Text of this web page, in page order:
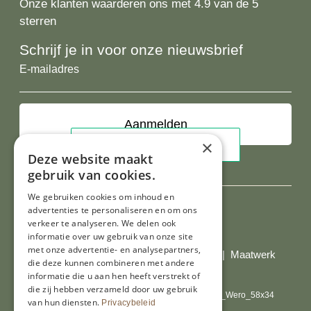
Onze klanten waarderen ons met 4.9 van de 5
sterren
Schrijf je in voor onze nieuwsbrief
E-
Al onze prijzen zijn incl. BTW
© Copyright 2026 Limburgs Bakwinkeltje | Maatwerk
website webmix
×
Deze website maakt
gebruik van cookies.
We gebruiken cookies om inhoud en
advertenties te personaliseren en om ons
verkeer te analyseren. We delen ook
informatie over uw gebruik van onze site
met onze advertentie- en analysepartners,
die deze kunnen combineren met andere
informatie die u aan hen heeft verstrekt of
die zij hebben verzameld door uw gebruik
van hun diensten. Privacybeleid